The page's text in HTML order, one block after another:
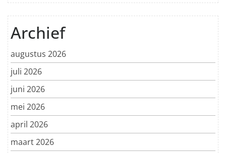
Archief
augustus 2026
juli 2026
juni 2026
mei 2026
april 2026
maart 2026